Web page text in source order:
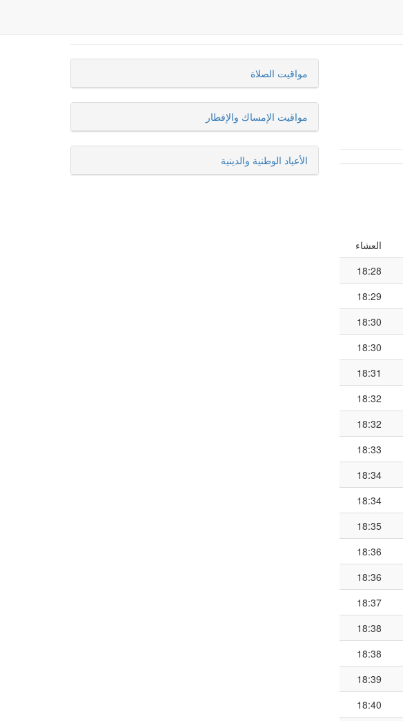
العشاء
18:28
18:29
18:30
18:30
18:31
18:32
18:32
18:33
18:34
18:34
18:35
18:36
18:36
18:37
18:38
18:38
18:39
18:40
مواقيت الصلاة
مواقيت الإمساك والإفطار
الأعياد الوطنية والدينية